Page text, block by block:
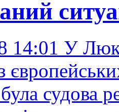
14:01 У
з
була